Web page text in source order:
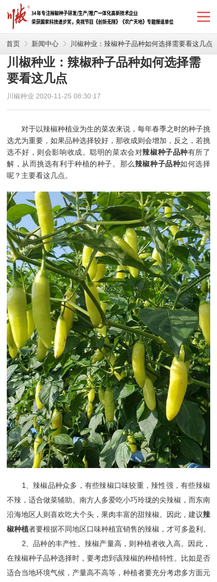
首页 新闻中心 川椒种业：辣椒种子品种如何选择需要看这几点
川椒种业：辣椒种子品种如何选择需
要看这几点
川椒种业 2020-11-25 08:30:17
对于以辣椒种植业为生的菜农来说，每年春季之时的种子挑
选尤为重要，如果品种选择较好，那收成则会增加，反之，若挑
选不好，则会影响收成。聪明的菜农会对辣椒种子品种有所了
解，从而挑选有利于种植的种子。那么辣椒种子品种如何选择
呢？主要看这几点。
1、辣椒品种众多，有些辣椒口味较重，辣性强，有些辣椒
不辣，适合做菜辅助。南方人多爱吃小巧玲珑的尖辣椒，而东南
沿海地区人则喜欢吃大个头，果肉丰富的甜辣椒。因此，建议辣
椒种植者要根据不同地区口味种植宜销售的辣椒，才可多盈利。
2、品种的丰产性。辣椒产量高，则种植者收入高。因此，
在辣椒种子品种选择时，要考虑到该辣椒的种植特性。比如是否
适合当地环境气候，产量高不高等，种植者要充分考虑多方面元